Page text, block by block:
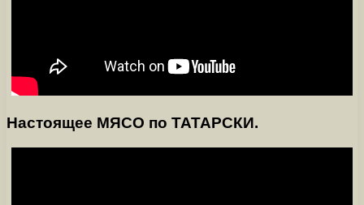
Настоящее МЯСО по ТАТАРСКИ.